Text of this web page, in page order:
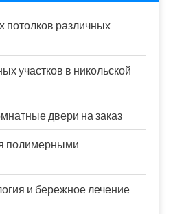
потолков различных
участков в никольской
двери на заказ
полимерными
и бережное лечение